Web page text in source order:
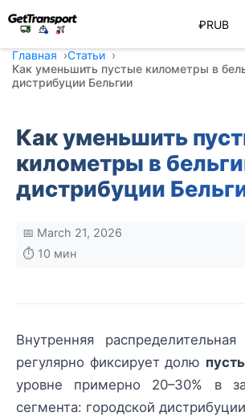
₽RUB
Главная
Статьи
Как уменьшить пустые километры в
дистрибуции Бельгии
Как уменьшить
километры в
дистрибуции
📅 March 21, 2026
⏱️ 10 мин
Внутренняя
регулярно фиксирует долю
уровне примерно 20–30% в
сегмента: городской